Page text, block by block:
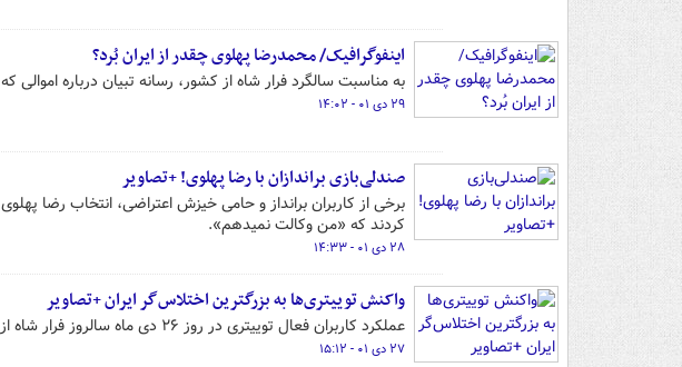
اینفوگرافیک/ محمدرضا پهلوی چقدر از ایران بُرد؟
به مناسبت سالگرد فرار شاه از کشور، رسانه تبیان درباره
۲۹ دی ۰۱ - ۱۴:۰۲
صندلی‌بازی براندازان با رضا پهلوی! +تصاویر
برخی از کاربران برانداز و حامی خیزش اعتراضی، انتخاب رضا
کردند که «من وکالت نمیدهم».
۲۸ دی ۰۱ - ۱۴:۳۳
واکنش توییتری‌ها به بزرگترین اختلاس‌گر ایران +تصاویر
عملکرد کاربران فعال توییتری در روز ۲۶ دی ماه سالروز فرار شاه از ایران را مشاهده می‌کنید.
۲۷ دی ۰۱ - ۱۵:۱۲